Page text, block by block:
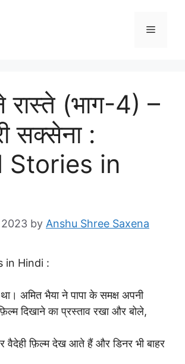
Menu
रास्ते (भाग-4) –
सक्सेना :
Stories in
2023 by Anshu Shree Saxena
in Hindi :
था। अमित भैया ने पापा के समक्ष अपनी
दिखाने का प्रस्ताव रखा और बोले,
वैदेही फ़िल्म देख आते हैं और डिनर भी बाहर